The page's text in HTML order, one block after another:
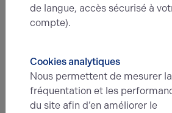
prenez contact !
Prénom*
de langue, accès sécurisé à
compte).
Cookies analytiques
Nous permettent de mesurer la
fréquentation et les
du site afin d’en améliorer le